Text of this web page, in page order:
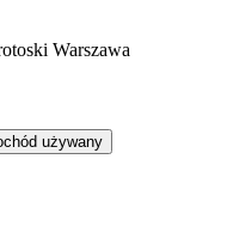
Warszawa
używany